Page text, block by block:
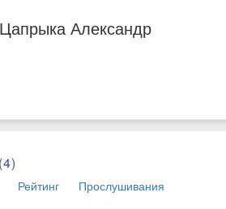
Александр
Рейтинг Прослушивания